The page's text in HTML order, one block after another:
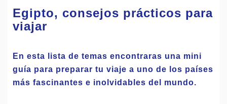
Egipto, consejos prácticos para
viajar
En esta lista de temas encontraras una mini
guía para preparar tu viaje a uno de los países
más fascinantes e inolvidables del mundo.